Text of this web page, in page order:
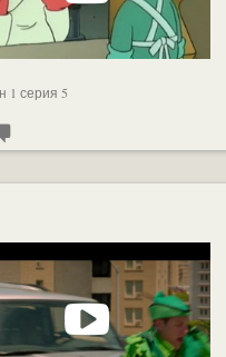
1 серия 5